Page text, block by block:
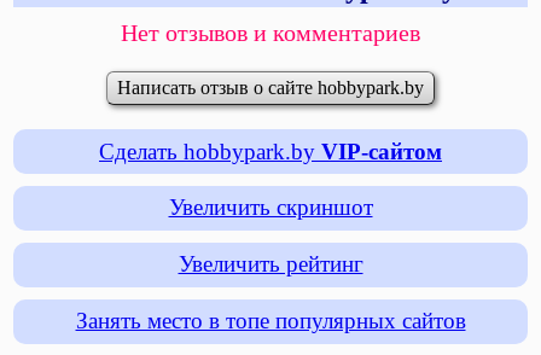
Нет отзывов и комментариев
Написать отзыв о сайте hobbypark.by
Сделать hobbypark.by VIP-сайтом
Увеличить скриншот
Увеличить рейтинг
Занять место в топе популярных сайтов